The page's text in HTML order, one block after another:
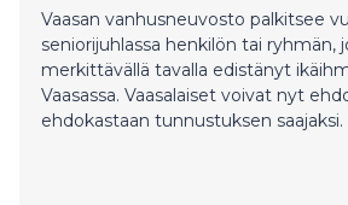
Vaasan vanhusneuvosto palkitsee
seniorijuhlassa henkilön tai ryhmän,
merkittävällä tavalla edistänyt
Vaasassa. Vaasalaiset voivat nyt
ehdokastaan tunnustuksen saajaksi.